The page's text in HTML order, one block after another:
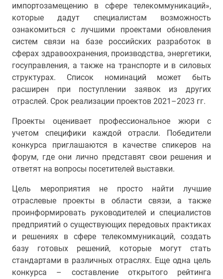
импортозамещению в сфере телекоммуникаций»,
которые дадут специалистам возможность
ознакомиться с лучшими проектами обновления
систем связи на базе российских разработок в
сферах здравоохранения, производства, энергетики,
госуправления, а также на транспорте и в силовых
структурах. Список номинаций может быть
расширен при поступлении заявок из других
отраслей. Срок реализации проектов 2021–2023 гг.
Проекты оценивает профессиональное жюри с
учетом специфики каждой отрасли. Победители
конкурса приглашаются в качестве спикеров на
форум, где они лично представят свои решения и
ответят на вопросы посетителей выставки.
Цель мероприятия не просто найти лучшие
отраслевые проекты в области связи, а также
проинформировать руководителей и специалистов
предприятий о существующих передовых практиках
и решениях в сфере телекоммуникаций, создать
базу готовых решений, которые могут стать
стандартами в различных отраслях. Еще одна цель
конкурса – составление открытого рейтинга